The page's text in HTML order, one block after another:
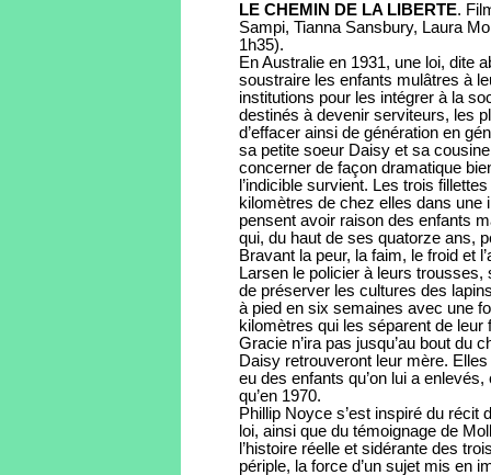
LE CHEMIN DE LA LIBERTE.
Sampi, Tianna Sansbury, Laura
1h35).
En Australie en 1931, une loi, dite
soustraire les enfants mulâtres à
institutions pour les intégrer à la
destinés à devenir serviteurs, les
d’effacer ainsi de génération en
sa petite soeur Daisy et sa
concerner de façon dramatique
l’indicible survient. Les trois
kilomètres de chez elles dans une
pensent avoir raison des enfants
qui, du haut de ses quatorze ans,
Bravant la peur, la faim, le froid et
Larsen le policier à leurs
de préserver les cultures des
à pied en six semaines avec une
kilomètres qui les séparent de
Gracie n’ira pas jusqu’au bout du
Daisy retrouveront leur mère.
eu des enfants qu’on lui a
qu’en 1970.
Phillip Noyce s’est inspiré du récit
loi, ainsi que du témoignage de
l’histoire réelle et sidérante des
périple, la force d’un sujet mis en